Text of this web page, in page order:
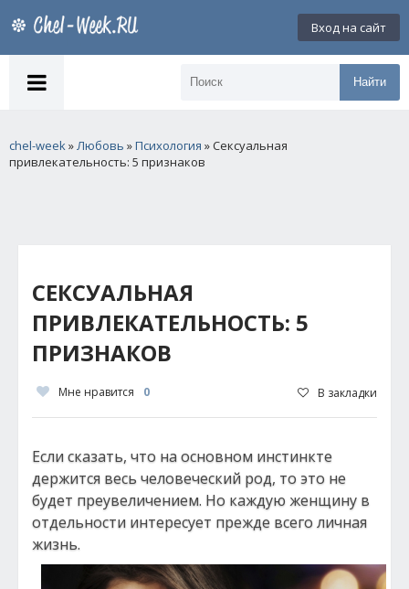
Вход на сайт
Найти
chel-week»Любовь »Психология » Сексуальная
привлекательность: 5 признаков
СЕКСУАЛЬНАЯ
ПРИВЛЕКАТЕЛЬНОСТЬ: 5
ПРИЗНАКОВ
Мне нравится 0 В закладки
Если сказать, что на основном инстинкте
держится весь человеческий род, то это не
будет преувеличением. Но каждую женщину в
отдельности интересует прежде всего личная
жизнь.